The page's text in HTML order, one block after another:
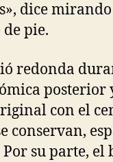
dice
pie.
redonda
posterior
con el
conservan,
su parte, el